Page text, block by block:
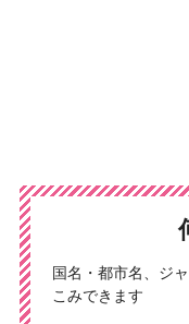
国名・都市名、ジ
こみできます